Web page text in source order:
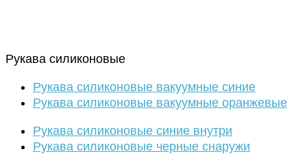
Рукава силиконовые
Рукава силиконовые вакуумные синие
Рукава силиконовые вакуумные оранжевые
Рукава силиконовые синие внутри
Рукава силиконовые черные снаружи